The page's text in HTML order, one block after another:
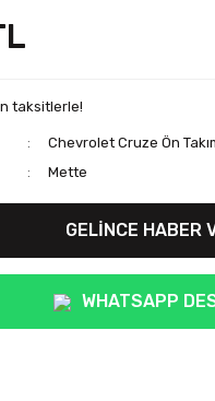
taksitlerle!
Chevrolet Cruze Ön
Mette
GELİNCE HABER
WHATSAPP